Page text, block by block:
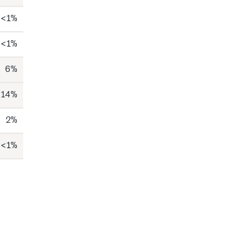
<1%
<1%
6%
14%
2%
<1%